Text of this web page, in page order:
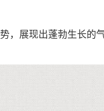
，展现出蓬勃生长的